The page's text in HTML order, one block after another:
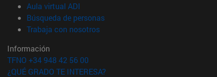
Aula virtual ADI
Búsqueda de personas(abre en nueva ventana)
Trabaja con nosotros(abre en nueva ventana)
Información
TFNO +34 948 42 56 00
¿QUÉ GRADO TE INTERESA?